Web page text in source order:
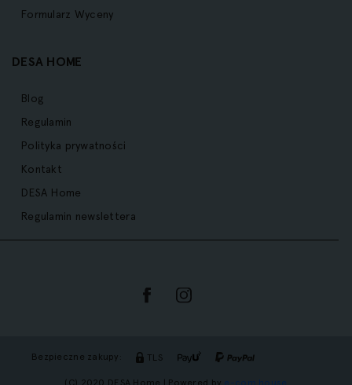
Formularz Wyceny
DESA HOME
Blog
Regulamin
Polityka prywatności
Kontakt
DESA Home
Regulamin newslettera
Bezpieczne zakupy: TLS
(C) 2020 DESA Home | Powered by e-com.house